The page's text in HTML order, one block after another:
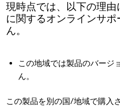
現時点では、以下の理
に関するオンラインサ
ん。
この地域では製品のバージ
ん。
この製品を別の国/地域で購入